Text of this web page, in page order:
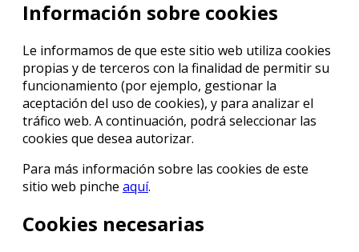
Información sobre cookies
Le informamos de que este sitio web utiliza cookies
propias y de terceros con la finalidad de permitir su
funcionamiento (por ejemplo, gestionar la
aceptación del uso de cookies), y para analizar el
tráfico web. A continuación, podrá seleccionar las
cookies que desea autorizar.
Para más información sobre las cookies de este
sitio web pinche aquí.
Cookies necesarias